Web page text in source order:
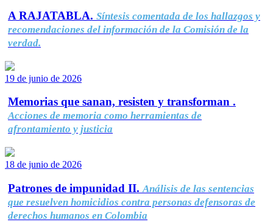
A RAJATABLA. Síntesis comentada de los hallazgos y
recomendaciones del información de la Comisión de la
verdad.
19 de junio de 2026
Memorias que sanan, resisten y transforman .
Acciones de memoria como herramientas de
afrontamiento y justicia
18 de junio de 2026
Patrones de impunidad II. Análisis de las sentencias
que resuelven homicidios contra personas defensoras de
derechos humanos en Colombia